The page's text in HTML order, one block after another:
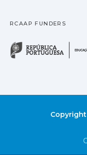
RCAAP FUNDERS